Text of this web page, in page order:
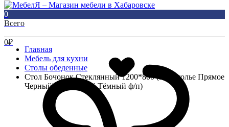
0
Всего
0₽
Главная
Мебель для кухни
Столы обеденные
Стол Бочонок Стеклянный 1200*800 (Подстолье Прямое
Черный) (Греческий Тёмный ф/п)